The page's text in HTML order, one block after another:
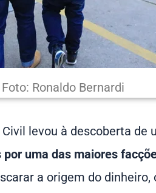
Foto: Ronaldo Bernardi
levou à descoberta de
uma das maiores
a origem do dinheiro,